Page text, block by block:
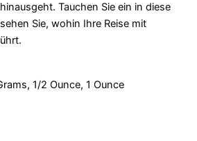
Tauchen Sie ein in diese
Sie, wohin Ihre Reise mit
1/2 Ounce, 1 Ounce